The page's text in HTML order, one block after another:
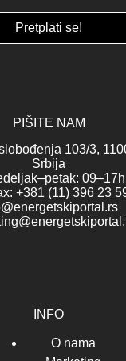
PIŠITE NAM
103/3,
Srbija
09–17h
+381 (11) 396 23
INFO
O nama